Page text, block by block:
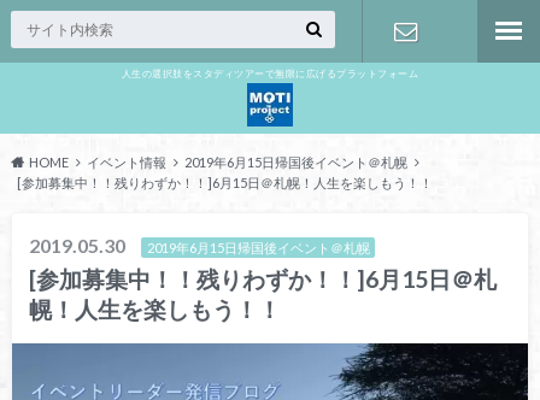
人生の選択肢をスタディツアーで無限に広げるプラットフォーム
HOME イベント情報
2019年6月15日帰国後イベント＠札幌
[参加募集中！！残りわずか！！]6月15日＠札幌！人生を楽しもう！！
2019.05.30 2019年6月15日帰国後イベント＠札幌
[参加募集中！！残りわずか！！]6月15日＠札
幌！人生を楽しもう！！